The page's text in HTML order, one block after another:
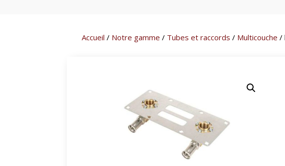
Accueil / Notre gamme / Tubes et raccords / Multicouche /